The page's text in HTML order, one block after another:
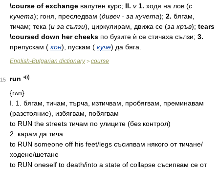
\course of exchange валутен курс; II. v 1. ходя на лов (с
кучета); гоня, преследвам (дивеч - за кучета); 2. бягам,
тичам; тека (и за сълзи), циркулирам, движа се (за кръв); tears
\coursed down her cheeks по бузите ѝ се стичаха сълзи; 3.
препускам ( кон), пускам ( куче) да бяга.
English-Bulgarian dictionary> course
15
run
{rʌn}
I. 1. бягам, тичам, търча, изтичвам, пробягвам, преминавам
(разстояние), избягвам, побягвам
to RUN the streets тичам по улиците (без контрол)
2. карам да тича
to RUN someone off his feet/legs съсипвам някого от тичане/
ходене/шетане
to RUN oneself to death/into a state of collapse съсипвам се от